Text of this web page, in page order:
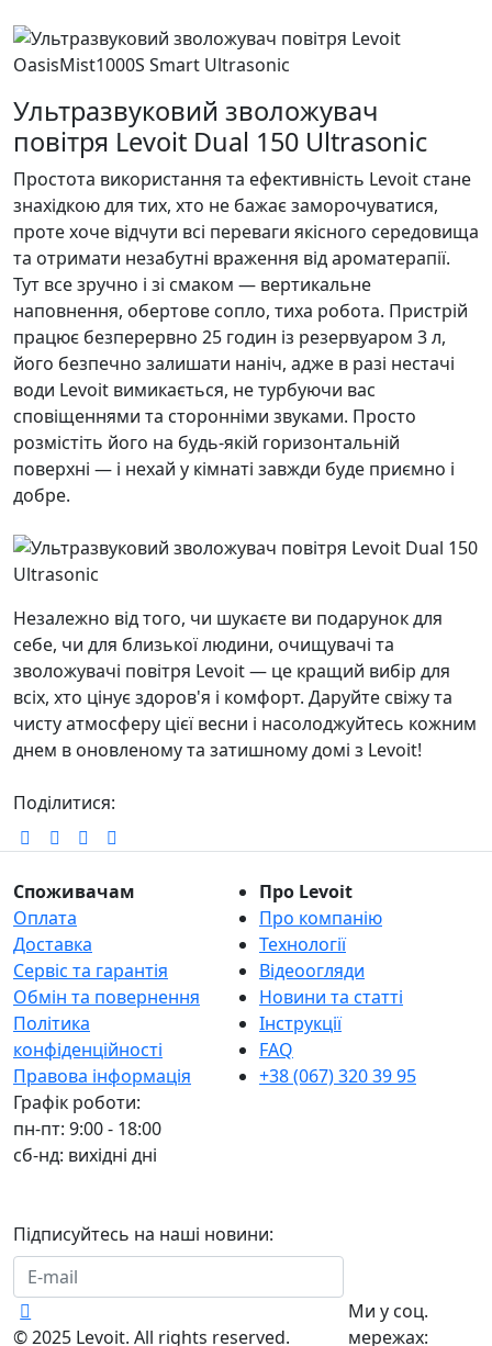
Ультразвуковий зволожувач
повітря Levoit Dual 150 Ultrasonic
Простота використання та ефективність Levoit стане
знахідкою для тих, хто не бажає заморочуватися,
проте хоче відчути всі переваги якісного середовища
та отримати незабутні враження від ароматерапії.
Тут все зручно і зі смаком — вертикальне
наповнення, обертове сопло, тиха робота. Пристрій
працює безперервно 25 годин із резервуаром 3 л,
його безпечно залишати наніч, адже в разі нестачі
води Levoit вимикається, не турбуючи вас
сповіщеннями та сторонніми звуками. Просто
розмістіть його на будь-якій горизонтальній
поверхні — і нехай у кімнаті завжди буде приємно і
добре.
Незалежно від того, чи шукаєте ви подарунок для
себе, чи для близької людини, очищувачі та
зволожувачі повітря Levoit — це кращий вибір для
всіх, хто цінує здоров'я і комфорт. Даруйте свіжу та
чисту атмосферу цієї весни і насолоджуйтесь кожним
днем в оновленому та затишному домі з Levoit!
Поділитися:
Споживачам
Оплата
Доставка
Сервіс та гарантія
Обмін та повернення
Політика
конфіденційності
Правова інформація
Графік роботи:
пн-пт: 9:00 - 18:00
сб-нд: вихідні дні
Про Levoit
Про компанію
Технології
Відеоогляди
Новини та статті
Інструкції
FAQ
+38 (067) 320 39 95
Підписуйтесь на наші новини:
© 2025 Levoit. All rights reserved.
Ми у соц.
мережах: